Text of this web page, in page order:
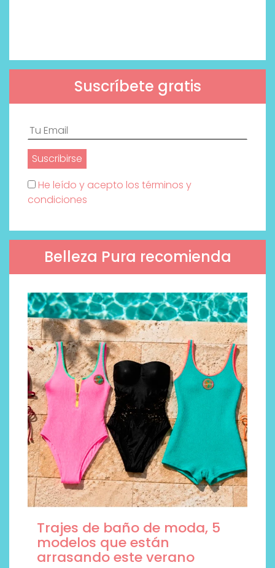
Suscríbete gratis
He leído y acepto los términos y
condiciones
Belleza Pura recomienda
Trajes de baño de moda, 5
modelos que están
arrasando este verano